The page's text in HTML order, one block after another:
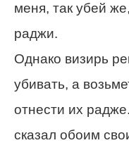
меня, так убей
раджи.
Однако визирь
убивать, а
отнести их
сказал обоим